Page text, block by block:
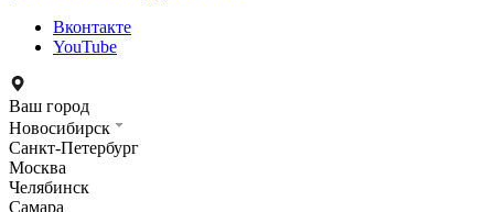
Вконтакте
YouTube
Ваш город
Новосибирск
Санкт-Петербург
Москва
Челябинск
Самара